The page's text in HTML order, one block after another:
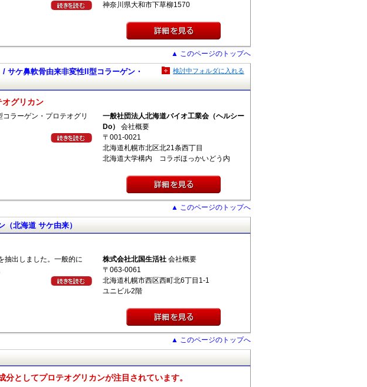
神奈川県大和市下草柳1570
▲ このページのトップへ
サケ鼻軟骨由来非変性II型コラーゲン・
オグリカン
ラーゲン・プロテオグリ
一般社団法人北海道バイオ工業会（ヘルシー
Do）
会社概要
〒001-0021
北海道札幌市北区北21条西丁目
北海道大学構内 コラボほっかいどう内
検討中フォルダに入れる
▲ このページのトップへ
北海道 サケ由来）
抽出しました。一般的に
株式会社北国生活社 会社概要
〒063-0061
北海道札幌市西区西町北6丁目1-1
ユニビル2階
▲ このページのトップへ
としてプロテオグリカンが注目されています。